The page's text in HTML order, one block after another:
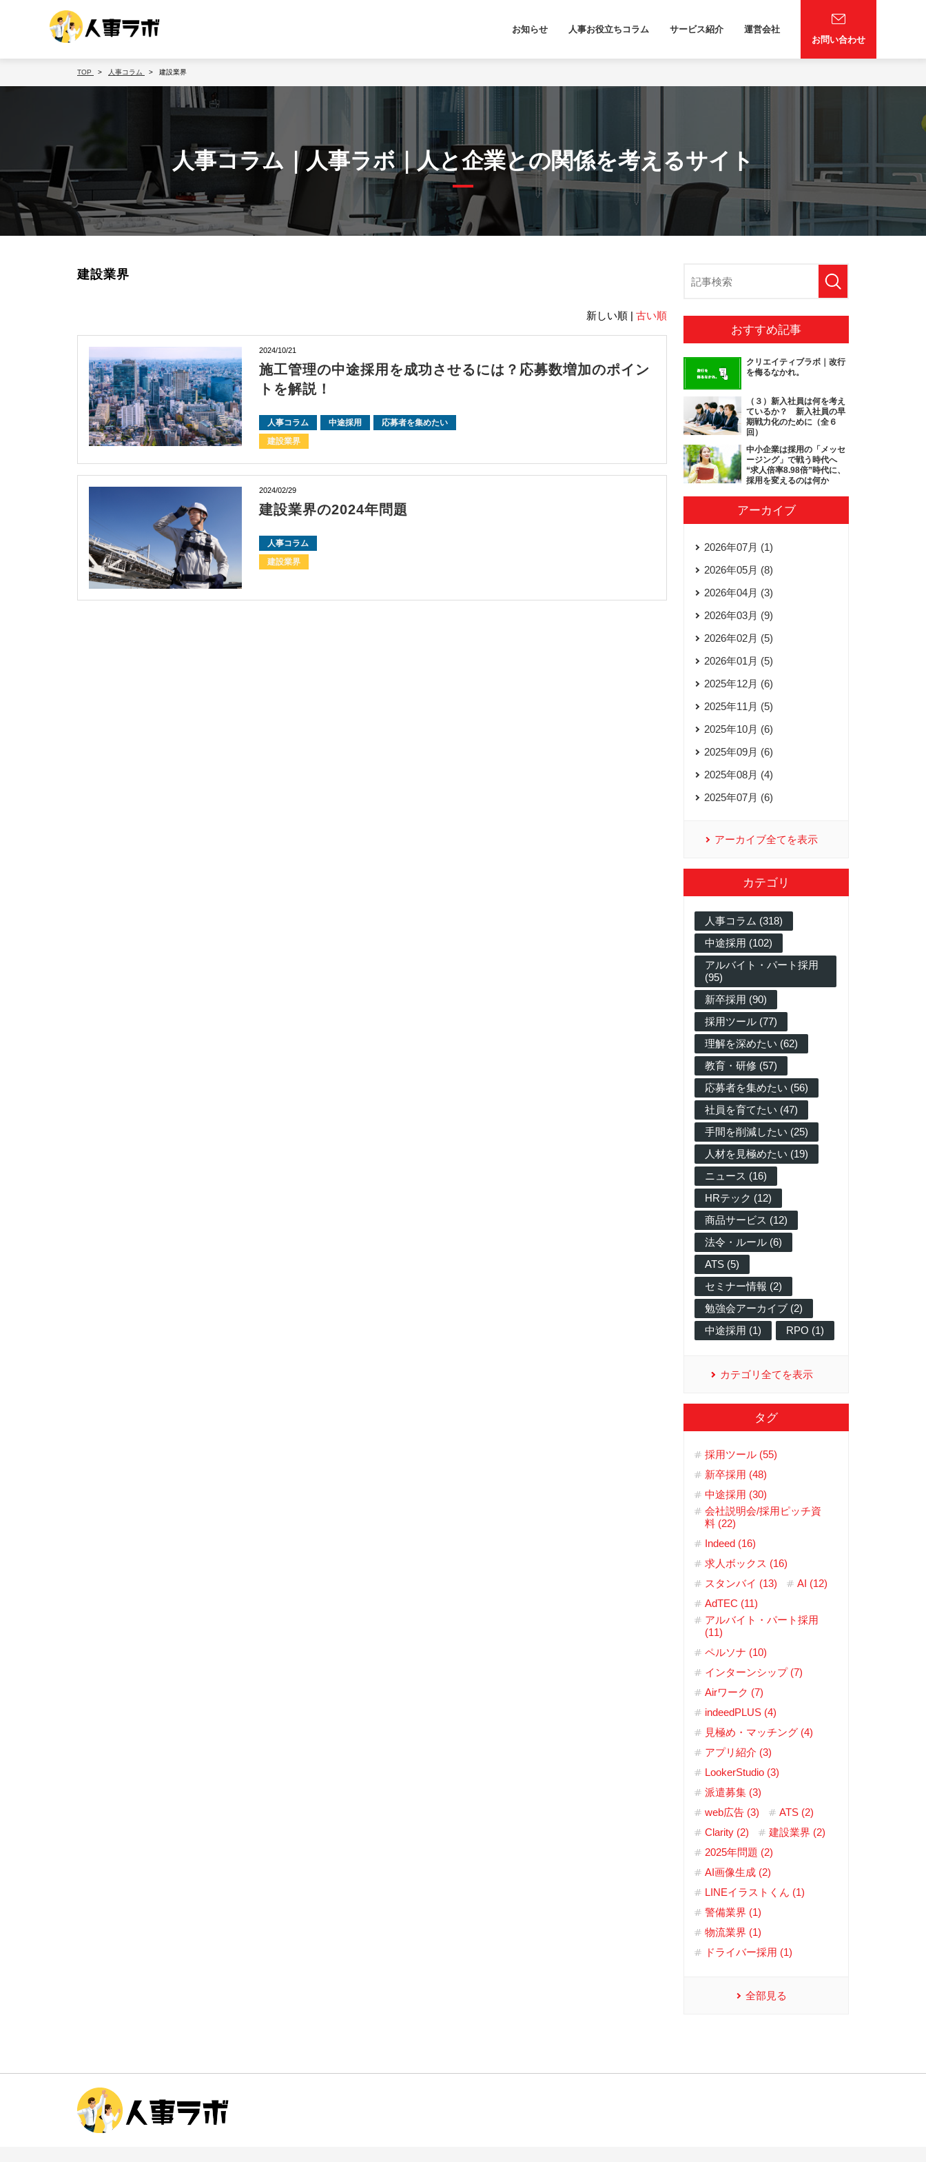
お知らせ 人事お役立ちコラム サービス紹介
運営会社
お問い合わせ
TOP 人事コラム 建設業界
人事コラム｜人事ラボ｜人と企業との関係を考えるサイト
建設業界
新しい順 | 古い順
2024/10/21
施工管理の中途採用を成功させるには？応募数増加のポイン
トを解説！
人事コラム 中途採用
応募者を集めたい
建設業界
2024/02/29
建設業界の2024年問題
人事コラム
建設業界
おすすめ記事
クリエイティブラボ｜改行
を侮るなかれ。
（３）新入社員は何を考え
ているか？ 新入社員の早
期戦力化のために（全６
回）
中小企業は採用の「メッセ
ージング」で戦う時代へ
“求人倍率8.98倍”時代に、
採用を変えるのは何か
アーカイブ
2026年07月 (1)
2026年05月 (8)
2026年04月 (3)
2026年03月 (9)
2026年02月 (5)
2026年01月 (5)
2025年12月 (6)
2025年11月 (5)
2025年10月 (6)
2025年09月 (6)
2025年08月 (4)
2025年07月 (6)
アーカイブ全てを表示
カテゴリ
人事コラム (318)
中途採用 (102)
アルバイト・パート採用
(95)
新卒採用 (90)
採用ツール (77)
理解を深めたい (62)
教育・研修 (57)
応募者を集めたい (56)
社員を育てたい (47)
手間を削減したい (25)
人材を見極めたい (19)
ニュース (16)
HRテック (12)
商品サービス (12)
法令・ルール (6)
ATS (5)
セミナー情報 (2)
勉強会アーカイブ (2)
中途採用 (1)
RPO (1)
カテゴリ全てを表示
タグ
採用ツール (55)
新卒採用 (48)
中途採用 (30)
会社説明会/採用ピッチ資
料 (22)
Indeed (16)
求人ボックス (16)
スタンバイ (13)
AI (12)
AdTEC (11)
アルバイト・パート採用
(11)
ペルソナ (10)
インターンシップ (7)
Airワーク (7)
indeedPLUS (4)
見極め・マッチング (4)
アプリ紹介 (3)
LookerStudio (3)
派遣募集 (3)
web広告 (3)
ATS (2)
Clarity (2)
建設業界 (2)
2025年問題 (2)
AI画像生成 (2)
LINEイラストくん (1)
警備業界 (1)
物流業界 (1)
ドライバー採用 (1)
全部見る